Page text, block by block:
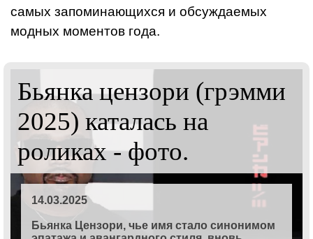
самых запоминающихся и обсуждаемых
модных моментов года.
Бьянка цензори (грэмми
2025) каталась на
роликах - фото.
14.03.2025
Бьянка Цензори, чье имя стало синонимом